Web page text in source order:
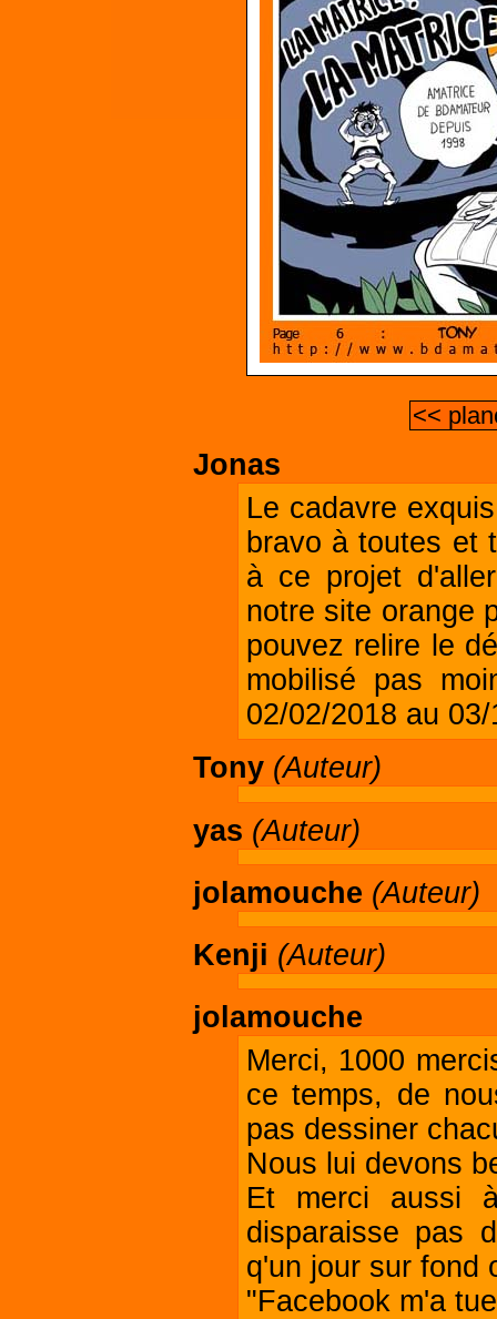
<<
Jonas
Le cadavre
bravo à toutes et
à ce projet
notre site orange
pouvez relire le
mobilisé pas
02/02/2018 au
Tony (Auteur)
yas (Auteur)
jolamouche (Auteur)
Kenji (Auteur)
jolamouche
Merci, 1000
ce temps, de
pas dessiner
Nous lui devons
Et merci aussi
disparaisse pas
q'un jour sur fond
"Facebook m'a